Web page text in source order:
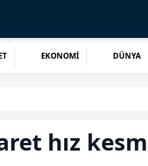
EKONOMİ DÜNYA
hız